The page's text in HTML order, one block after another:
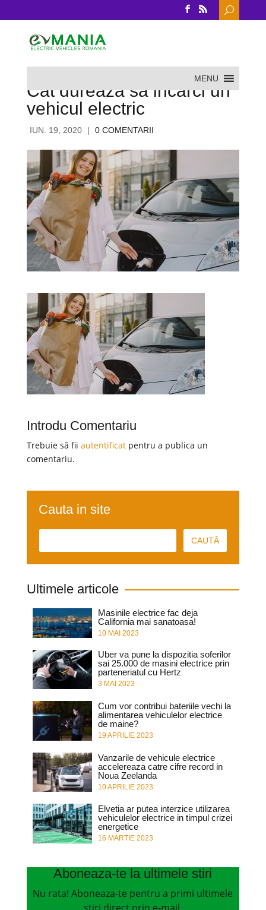
for:
MENU
Cat dureaza sa incarci un
vehicul electric
IUN. 19, 2020 | 0 COMENTARII
Introdu Comentariu
Trebuie să fii autentificatpentru a publica un
comentariu.
Cauta in site
Ultimele articole
Masinile electrice fac deja
California mai sanatoasa!
10 MAI 2023
Uber va pune la dispozitia soferilor
sai 25.000 de masini electrice prin
parteneriatul cu Hertz
3 MAI 2023
Cum vor contribui bateriile vechi la
alimentarea vehiculelor electrice
de maine?
19 APRILIE 2023
Vanzarile de vehicule electrice
accelereaza catre cifre record in
Noua Zeelanda
10 APRILIE 2023
Elvetia ar putea interzice utilizarea
vehiculelor electrice in timpul crizei
energetice
16 MARTIE 2023
Aboneaza-te la ultimele stiri
Nu rata! Aboneaza-te pentru a primi ultimele